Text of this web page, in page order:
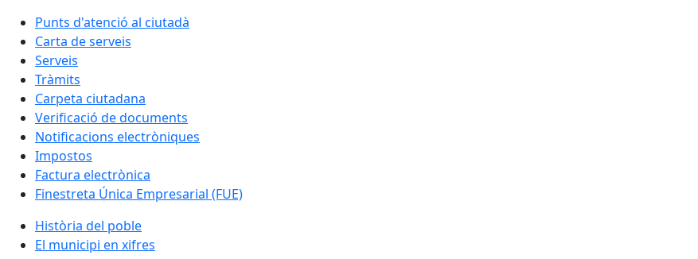
Punts d'atenció al ciutadà
Carta de serveis
Serveis
Tràmits
Carpeta ciutadana
Verificació de documents
Notificacions electròniques
Impostos
Factura electrònica
Finestreta Única Empresarial (FUE)
Història del poble
El municipi en xifres